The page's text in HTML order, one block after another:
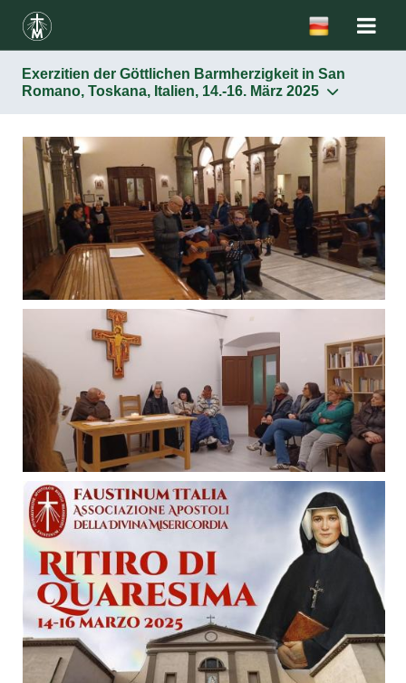
Exerzitien der Göttlichen Barmherzigkeit in San
Romano, Toskana, Italien, 14.-16. März 2025